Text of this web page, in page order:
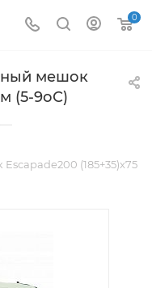
0
мешок
(5-9оС)
—
(185+35)x75